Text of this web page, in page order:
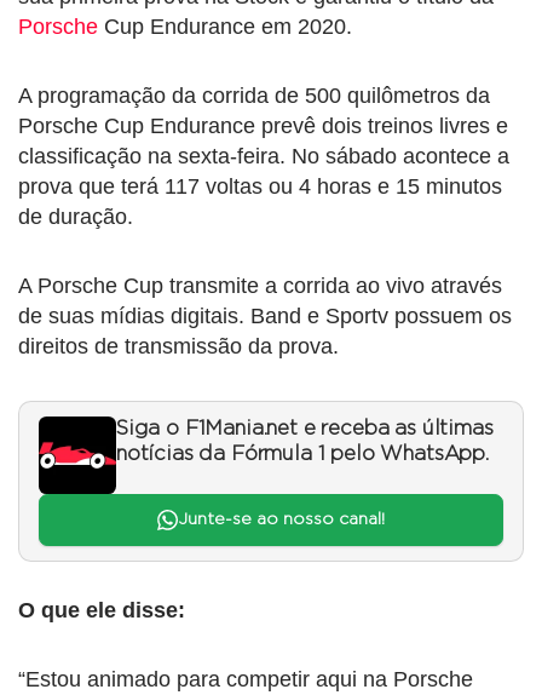
Porsche Cup Endurance em 2020.
A programação da corrida de 500 quilômetros da
Porsche Cup Endurance prevê dois treinos livres e
classificação na sexta-feira. No sábado acontece a
prova que terá 117 voltas ou 4 horas e 15 minutos
de duração.
A Porsche Cup transmite a corrida ao vivo através
de suas mídias digitais. Band e Sportv possuem os
direitos de transmissão da prova.
Siga o F1Mania.net e receba as últimas
notícias da Fórmula 1 pelo WhatsApp.
Junte-se ao nosso canal!
O que ele disse:
“Estou animado para competir aqui na Porsche